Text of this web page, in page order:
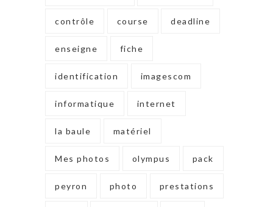
contrôle course deadline
enseigne fiche
identification imagescom
informatique internet
la baule matériel
Mes photos olympus pack
peyron photo prestations